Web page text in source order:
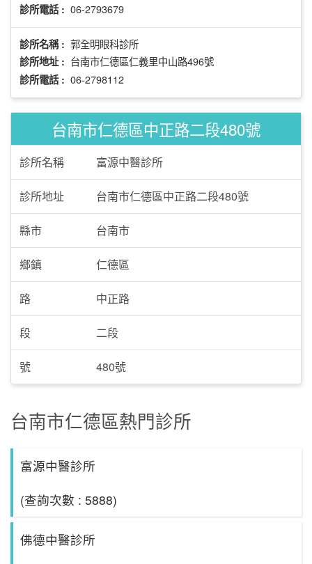
診所電話 : 06-2793679
診所名稱 : 郭全明眼科診所
診所地址 : 台南市仁德區仁義里中山路496號
診所電話 : 06-2798112
台南市仁德區中正路二段480號
診所名稱 富源中醫診所
診所地址 台南市仁德區中正路二段480號
縣市 台南市
鄉鎮 仁德區
路 中正路
段 二段
號 480號
台南市仁德區熱門診所
富源中醫診所
(查詢次數 : 5888)
佛德中醫診所